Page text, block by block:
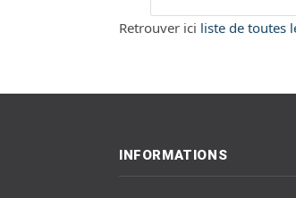
Retrouver ici liste de toutes
INFORMATIONS